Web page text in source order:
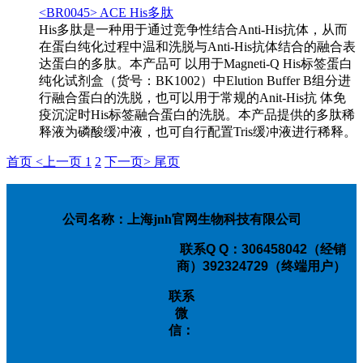
<BR0045> ACE His多肽
His多肽是一种用于通过竞争性结合Anti-His抗体，从而
在蛋白纯化过程中温和洗脱与Anti-His抗体结合的融合表
达蛋白的多肽。本产品可 以用于Magneti-Q His标签蛋白
纯化试剂盒（货号：BK1002）中Elution Buffer B组分进
行融合蛋白的洗脱，也可以用于常规的Anit-His抗 体免
疫沉淀时His标签融合蛋白的洗脱。本产品提供的多肽稀
释液为磷酸缓冲液，也可自行配置Tris缓冲液进行稀释。
首页 <上一页 1 2 下一页> 尾页
公司名称：上海jnh官网生物科技有限公司
联系Q Q：306458042（经销
商）392324729（终端用户）
联系
微
信：